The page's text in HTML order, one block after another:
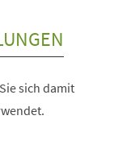
sich damit